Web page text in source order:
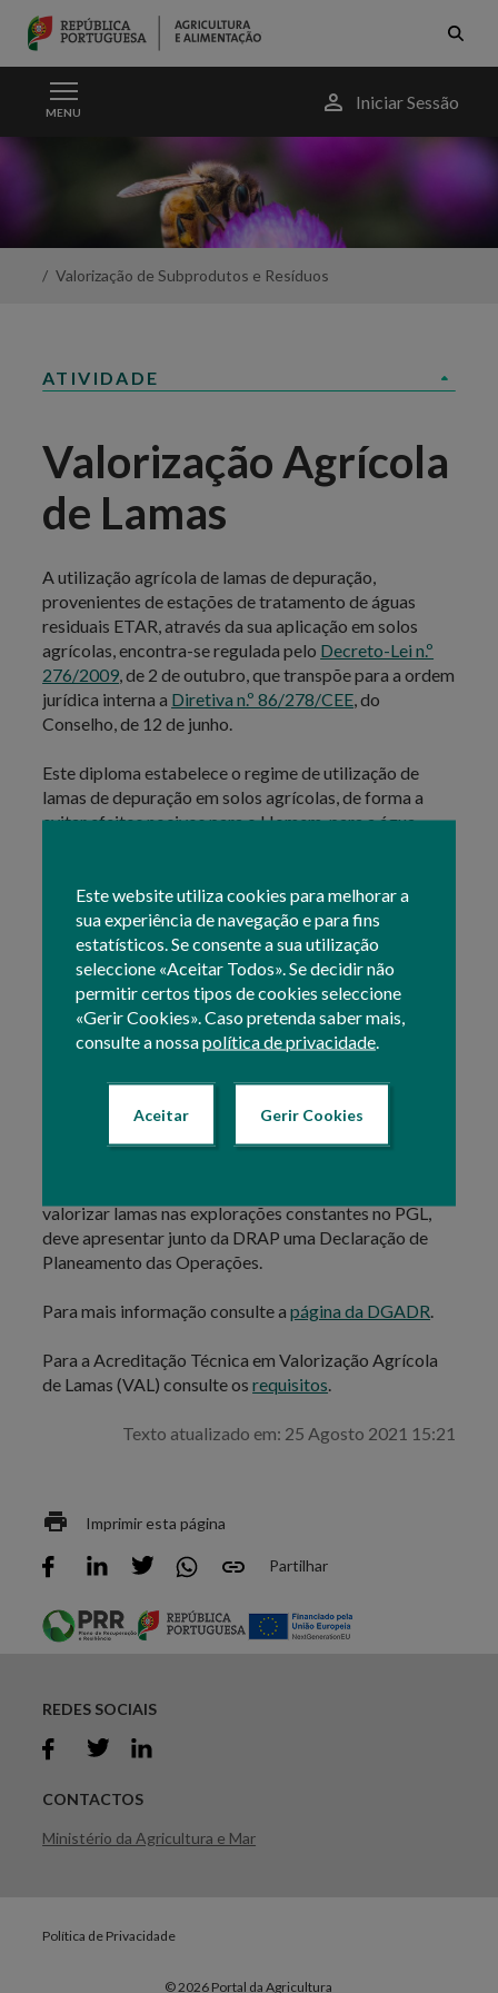
Skip to Main Content
MENU
MenuIniciar Sessão
Este website utiliza cookies para melhorar a
sua experiência de navegação e para fins
estatísticos. Se consente a sua utilização
seleccione «Aceitar Todos». Se decidir não
permitir certos tipos de cookies seleccione
«Gerir Cookies». Caso pretenda saber mais,
consulte a nossapolítica de privacidade
Aceitar Gerir Cookies
Valorização de Subprodutos e Resíduos
ATIVIDADE
Valorização Agrícola
de Lamas
A utilização agrícola de lamas de depuração,
provenientes de estações de tratamento de águas
residuais ETAR, através da sua aplicação em solos
agrícolas, encontra-se regulada pelo Decreto-Lei n.º
276/2009, de 2 de outubro, que transpõe para a ordem
jurídica interna a Diretiva n.º 86/278/CEE, do
Conselho, de 12 de junho.
Este diploma estabelece o regime de utilização de
lamas de depuração em solos agrícolas, de forma a
evitar efeitos nocivos para o Homem, para a água,
Para mais informações, consulte a seguinte
documentação.
A utilização de Lamas em solos agrícolas carece de
licenciamento, pela DRAP territorialmente
competente, através da aprovação de um Plano de
junto da DRAP, e da aprovação das subsequentes
Declaração de Planeamento das Operações (DPO). A
elaboração do PGL é da competência do técnico
valorizar lamas nas explorações constantes no PGL,
deve apresentar junto da DRAP uma Declaração de
Planeamento das Operações.
Para mais informação consulte apágina da DGADR.
Para a Acreditação Técnica em Valorização Agrícola
de Lamas (VAL) consulte osrequisitos.
Texto atualizado em: 25 Agosto 2021 15:21
Imprimir esta página
Partilhar
REDES SOCIAIS
CONTACTOS
Ministério da Agricultura e Mar
Política de Privacidade
© 2026 Portal da Agricultura